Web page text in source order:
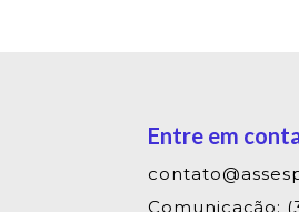
Entre em
Comunicação: